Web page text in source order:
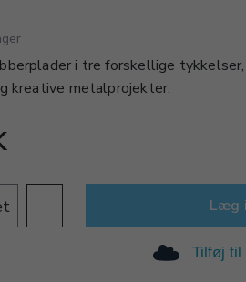
i tre forskellige
kreative metalprojekter.
Læg
Tilføj til